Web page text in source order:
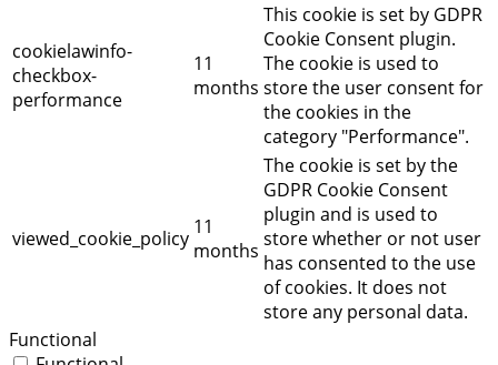
cookielawinfo-
checkbox-
performance
11
months
This cookie is set by GDPR
Cookie Consent plugin.
The cookie is used to
store the user consent for
the cookies in the
category "Performance".
viewed_cookie_policy 11
months
The cookie is set by the
GDPR Cookie Consent
plugin and is used to
store whether or not user
has consented to the use
of cookies. It does not
store any personal data.
Functional